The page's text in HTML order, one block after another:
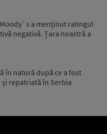
a menținut ratingul
negativă. Țara noastră a
în natură după ce a fost
repatriată în Serbia